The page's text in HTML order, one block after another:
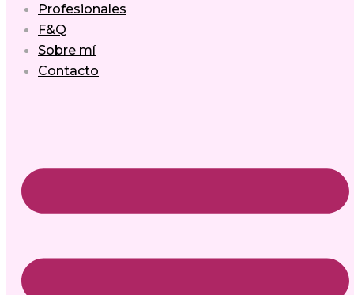
Profesionales
F&Q
Sobre mí
Contacto